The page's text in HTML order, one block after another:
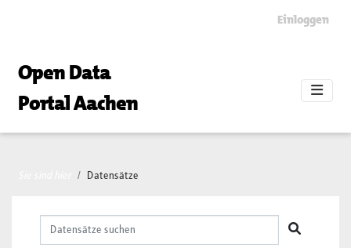
Einloggen
Open Data
Portal Aachen
Datensätze